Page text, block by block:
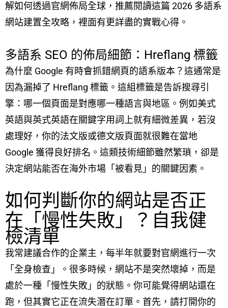
解如何透過官網佈局全球，推薦閱讀這篇 2026 多語系
網站建置全攻略，裡面有更詳盡的實戰心得。
多語系 SEO 的佈局細節：Hreflang 標籤
為什麼 Google 有時會抓錯網頁的語系版本？這通常是
因為漏掉了 Hreflang 標籤。這組標籤是告訴搜尋引
擎：哪一個頁面是對應哪一種語言與地區。例如美式
英語與英式英語在關鍵字用詞上就有細微差異，若沒
處理好，你的法文版或德文版頁面就很難在當地
Google 獲得良好排名。這類技術細節雖然繁瑣，卻是
決定網站能否在海外市場「被看見」的關鍵因素。
如何判斷你的網站是否正
在「慢性失敗」？自我健
檢清單
我常建議合作的企業主，每半年就要對官網進行一次
「全身檢查」。很多時候，網站不是突然壞掉，而是
處於一種「慢性失敗」的狀態。你可能覺得網站還在
跑，但其實它正在流失潛在訂單。首先，請打開你的